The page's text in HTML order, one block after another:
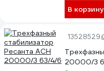
В корзину
13528529
20000/3